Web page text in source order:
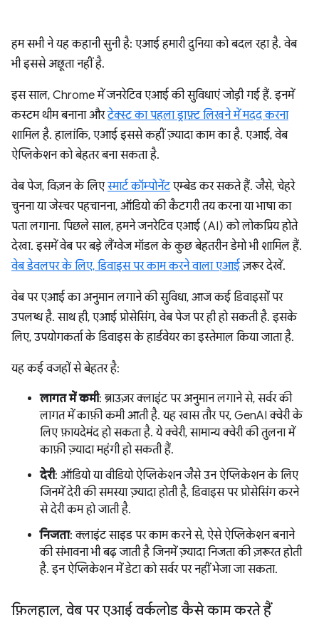
हम सभी ने यह कहानी सुनी है: एआई हमारी दुनिया को बदल रहा है. वेब
भी इससे अछूता नहीं है.
इस साल, Chrome में जनरेटिव एआई की सुविधाएं जोड़ी गई हैं. इनमें
कस्टम थीम बनाना औरटेक्स्ट का पहला ड्राफ़्ट लिखने में मदद करना
शामिल है. हालांकि, एआई इससे कहीं ज़्यादा काम का है. एआई, वेब
ऐप्लिकेशन को बेहतर बना सकता है.
वेब पेज, विज़न के लिएस्मार्ट कॉम्पोनेंटएम्बेड कर सकते हैं. जैसे, चेहरे
चुनना या जेस्चर पहचानना, ऑडियो की कैटगरी तय करना या भाषा का
पता लगाना. पिछले साल, हमने जनरेटिव एआई (AI) को लोकप्रिय होते
देखा. इसमें वेब पर बड़े लैंग्वेज मॉडल के कुछ बेहतरीन डेमो भी शामिल हैं.
वेब डेवलपर के लिए, डिवाइस पर काम करने वाला एआईज़रूर देखें.
वेब पर एआई का अनुमान लगाने की सुविधा, आज कई डिवाइसों पर
उपलब्ध है. साथ ही, एआई प्रोसेसिंग, वेब पेज पर ही हो सकती है. इसके
लिए, उपयोगकर्ता के डिवाइस के हार्डवेयर का इस्तेमाल किया जाता है.
यह कई वजहों से बेहतर है:
लागत में कमी: ब्राउज़र क्लाइंट पर अनुमान लगाने से, सर्वर की
लागत में काफ़ी कमी आती है. यह खास तौर पर, GenAI क्वेरी के
लिए फ़ायदेमंद हो सकता है. ये क्वेरी, सामान्य क्वेरी की तुलना में
काफ़ी ज़्यादा महंगी हो सकती हैं.
देरी: ऑडियो या वीडियो ऐप्लिकेशन जैसे उन ऐप्लिकेशन के लिए
जिनमें देरी की समस्या ज़्यादा होती है, डिवाइस पर प्रोसेसिंग करने
से देरी कम हो जाती है.
निजता: क्लाइंट साइड पर काम करने से, ऐसे ऐप्लिकेशन बनाने
की संभावना भी बढ़ जाती है जिनमें ज़्यादा निजता की ज़रूरत होती
है. इन ऐप्लिकेशन में डेटा को सर्वर पर नहीं भेजा जा सकता.
फ़िलहाल, वेब पर एआई वर्कलोड कैसे काम करते हैं